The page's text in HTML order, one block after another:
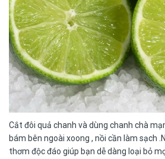
Cắt đôi quả chanh và dùng chanh chà
bám bên ngoài xoong , nồi cần làm sạch
thơm độc đáo giúp bạn dễ dàng loại bỏ